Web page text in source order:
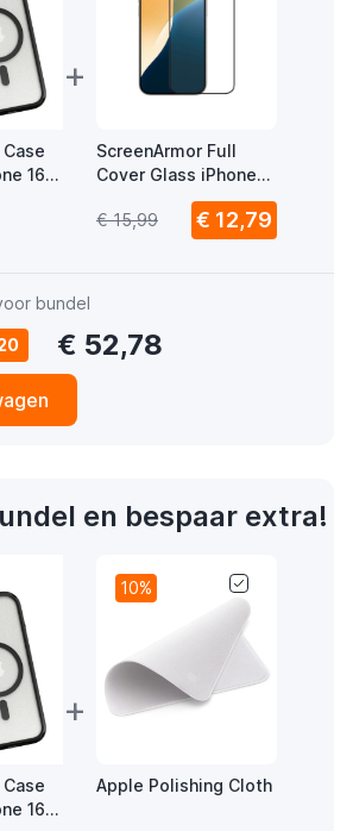
16
+
ScreenArmor Full
Cover Glass iPhone
€ 15,99
€ 12,79
bundel
€ 52,78
en bespaar extra!
16
+
10%
Apple Polishing Cloth